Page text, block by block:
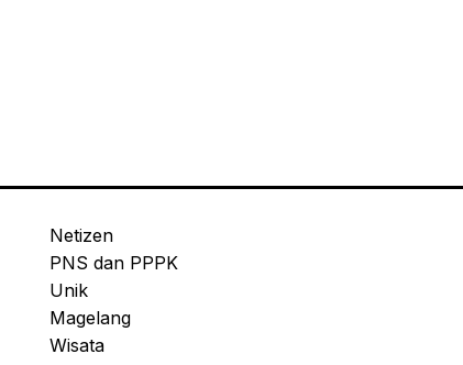
Netizen
PNS dan PPPK
Unik
Magelang
Wisata